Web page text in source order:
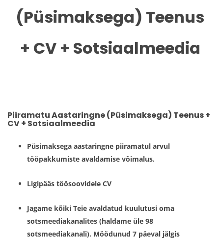
(Püsimaksega) Teenus
+ CV + Sotsiaalmeedia
Piiramatu Aastaringne (Püsimaksega) Teenus +
CV + Sotsiaalmeedia
Püsimaksega aastaringne piiramatul arvul
tööpakkumiste avaldamise võimalus.
Ligipääs töösoovidele CV
Jagame kõiki Teie avaldatud kuulutusi oma
sotsmeediakanalites (haldame üle 98
sotsmeediakanali). Möödunud 7 päeval jälgis